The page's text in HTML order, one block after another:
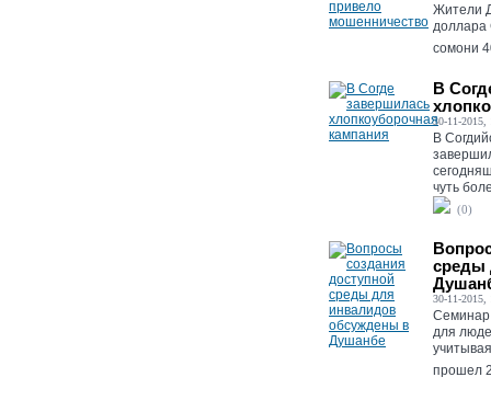
Жители
доллара
сомони
В
30-11-2015,
В
чуть
(0)
среды
30-11-2015,
Семинар
для
прошел